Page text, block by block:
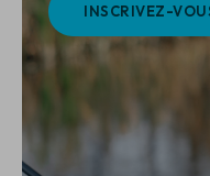
INSCRIVEZ-